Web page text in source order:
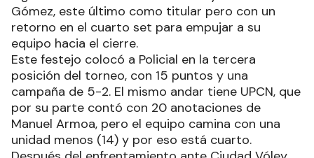
Gómez, este último como titular pero con un
retorno en el cuarto set para empujar a su
equipo hacia el cierre.
Este festejo colocó a Policial en la tercera
posición del torneo, con 15 puntos y una
campaña de 5-2. El mismo andar tiene UPCN, que
por su parte contó con 20 anotaciones de
Manuel Armoa, pero el equipo camina con una
unidad menos (14) y por eso está cuarto.